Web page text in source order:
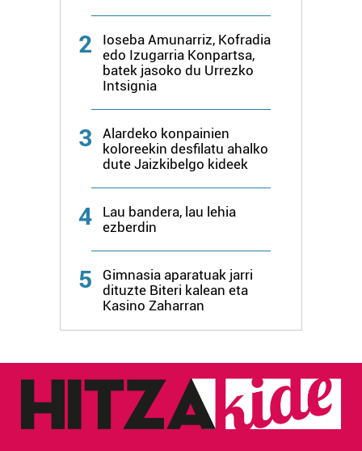
2
Ioseba Amunarriz, Kofradia
edo Izugarria Konpartsa,
batek jasoko du Urrezko
Intsignia
3
Alardeko konpainien
koloreekin desfilatu ahalko
dute Jaizkibelgo kideek
4
Lau bandera, lau lehia
ezberdin
5
Gimnasia aparatuak jarri
dituzte Biteri kalean eta
Kasino Zaharran